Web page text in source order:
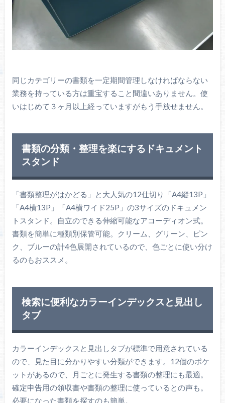
同じカテゴリーの書類を一定期間管理しなければならない
業務を持っている方は重宝すること間違いありません。使
いはじめて３ヶ月以上経っていますがもう手放せません。
書類の分類・整理を楽にするドキュメント
スタンド
「書類整理がはかどる」と大人気の12仕切り「A4縦13P」
「A4横13P」「A4横ワイド25P」の3サイズのドキュメン
トスタンド。自立のできる伸縮可能なアコーディオン式。
書類を簡単に種類別保管可能。クリーム、グリーン、ピン
ク、ブルーの計4色展開されているので、色ごとに使い分け
るのもおススメ。
検索に便利なカラーインデックスと見出し
タブ
カラーインデックスと見出しタブが標準で用意されている
ので、見た目に分かりやすい分類ができます。12個のポケ
ットがあるので、月ごとに発生する書類の整理にも最適。
確定申告用の領収書や書類の整理に使っているとの声も。
必要になった書類を探すのも簡単。